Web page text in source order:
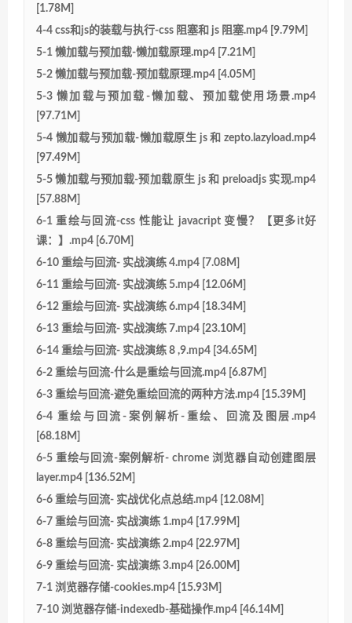
[1.78M]
4-4 css和js的装载与执行-css 阻塞和 js 阻塞.mp4 [9.79M]
5-1 懒加载与预加载-懒加载原理.mp4 [7.21M]
5-2 懒加载与预加载-预加载原理.mp4 [4.05M]
5-3 懒加载与预加载-懒加载、预加载使用场景.mp4
[97.71M]
5-4 懒加载与预加载-懒加载原生 js 和 zepto.lazyload.mp4
[97.49M]
5-5 懒加载与预加载-预加载原生 js 和 preloadjs 实现.mp4
[57.88M]
6-1 重绘与回流-css 性能让 javacript 变慢？【更多it好
课：】.mp4 [6.70M]
6-10 重绘与回流- 实战演练 4.mp4 [7.08M]
6-11 重绘与回流- 实战演练 5.mp4 [12.06M]
6-12 重绘与回流- 实战演练 6.mp4 [18.34M]
6-13 重绘与回流- 实战演练 7.mp4 [23.10M]
6-14 重绘与回流- 实战演练 8 ,9.mp4 [34.65M]
6-2 重绘与回流-什么是重绘与回流.mp4 [6.87M]
6-3 重绘与回流-避免重绘回流的两种方法.mp4 [15.39M]
6-4 重绘与回流-案例解析-重绘、回流及图层.mp4
[68.18M]
6-5 重绘与回流-案例解析- chrome 浏览器自动创建图层
layer.mp4 [136.52M]
6-6 重绘与回流- 实战优化点总结.mp4 [12.08M]
6-7 重绘与回流- 实战演练 1.mp4 [17.99M]
6-8 重绘与回流- 实战演练 2.mp4 [22.97M]
6-9 重绘与回流- 实战演练 3.mp4 [26.00M]
7-1 浏览器存储-cookies.mp4 [15.93M]
7-10 浏览器存储-indexedb-基础操作.mp4 [46.14M]